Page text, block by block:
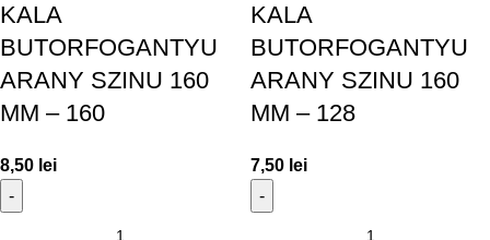
KALA
BUTORFOGANTYU
ARANY SZINU 160
MM – 160
8,50 lei
KALA
BUTORFOGANTYU
ARANY SZINU 160
MM – 128
7,50 lei